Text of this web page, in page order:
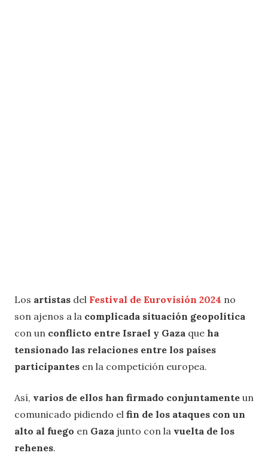
Los artistas del Festival de Eurovisión 2024 no
son ajenos a la complicada situación geopolítica
con un conflicto entre Israel y Gaza que ha
tensionado las relaciones entre los países
participantes en la competición europea.
Así, varios de ellos han firmado conjuntamente un
comunicado pidiendo el fin de los ataques con un
alto al fuego en Gaza junto con la vuelta de los
rehenes.